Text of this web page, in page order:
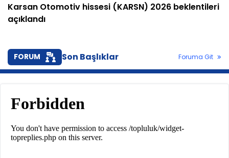
Karsan Otomotiv hissesi (KARSN) 2026 beklentileri
açıklandı
FORUM Son Başlıklar Foruma Git